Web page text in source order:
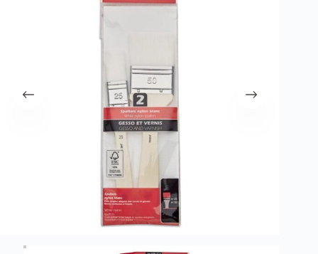
λειτουργία του site. Διαβάστε περισσότερα στο
Get New Password